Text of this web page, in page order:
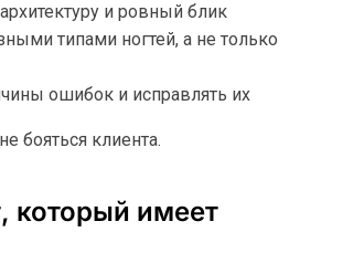
и ровный блик
типами ногтей, а не только
ошибок и исправлять их
бояться клиента.
который имеет